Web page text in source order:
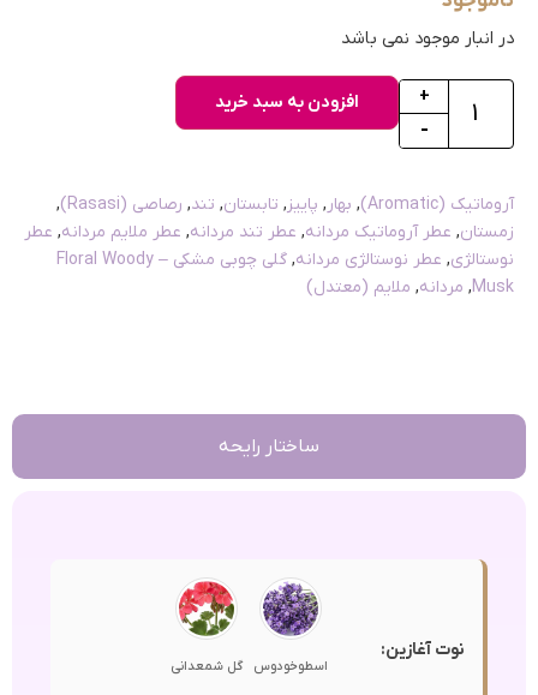
در انبار موجود نمی باشد
-
+ افزودن به سبد خرید
آروماتیک (Aromatic) , بهار, پاییز, تابستان, تند, رصاصی (Rasasi)
,
زمستان, عطر آروماتیک مردانه, عطر تند مردانه, عطر ملایم مردانه, عطر
نوستالژی, عطر نوستالژی مردانه,
گلی چوبی مشکی – Floral Woody
Musk
, مردانه, ملایم (معتدل)
ساختار رایحه
نوت آغازین:
اسطوخودوس گل شمعدانی